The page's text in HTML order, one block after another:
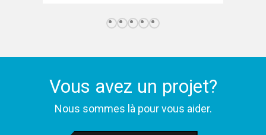
Vous avez un projet?
Nous sommes là pour vous aider.